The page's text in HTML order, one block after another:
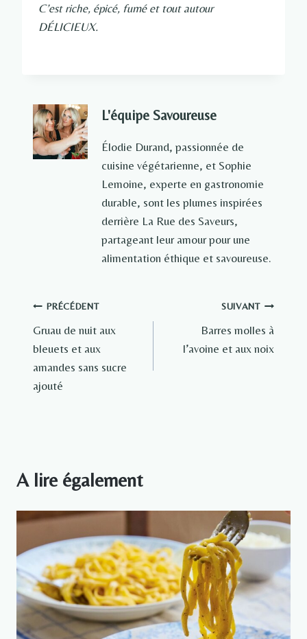
C’est riche, épicé, fumé et tout autour
DÉLICIEUX.
L'équipe Savoureuse
Élodie Durand, passionnée de
cuisine végétarienne, et Sophie
Lemoine, experte en gastronomie
durable, sont les plumes inspirées
derrière La Rue des Saveurs,
partageant leur amour pour une
alimentation éthique et savoureuse.
Navigation
de
l’article
PRÉCÉDENT
Gruau de nuit aux
bleuets et aux
amandes sans sucre
ajouté
SUIVANT
Barres molles à
l’avoine et aux noix
A lire également